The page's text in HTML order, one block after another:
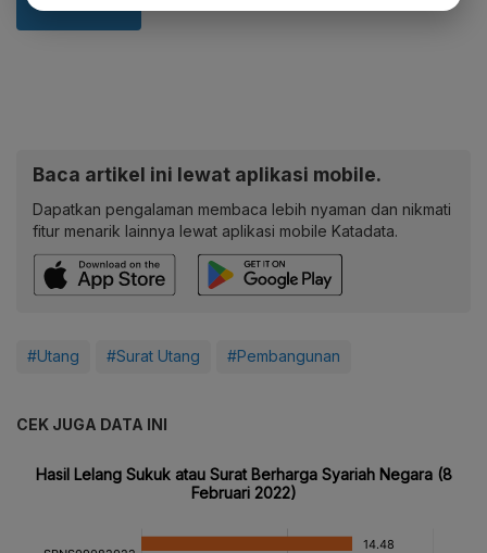
Baca artikel ini lewat aplikasi mobile.
Dapatkan pengalaman membaca lebih nyaman dan nikmati
fitur menarik lainnya lewat aplikasi mobile Katadata.
#Utang #Surat Utang #Pembangunan
CEK JUGA DATA INI